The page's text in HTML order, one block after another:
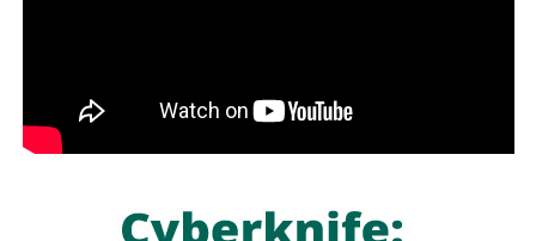
los potosinos, así como de las miles de personas que
asistirán a la
importante celebración.